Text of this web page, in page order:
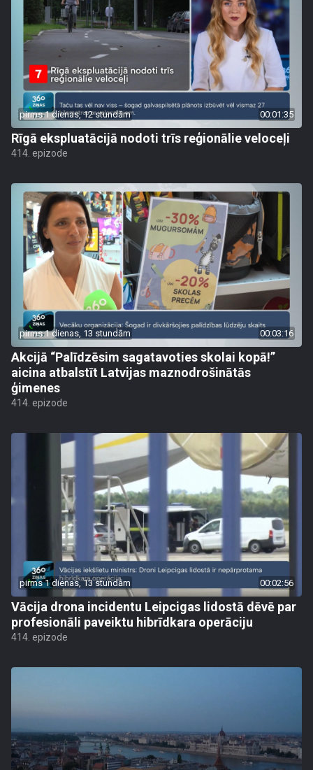
pirms 1 dienas, 12 stundām 00:01:35
Rīgā ekspluatācijā nodoti trīs reģionālie veloceļi
414. epizode
pirms 1 dienas, 13 stundām 00:03:16
Akcijā “Palīdzēsim sagatavoties skolai kopā!”
aicina atbalstīt Latvijas maznodrošinātās
ģimenes
414. epizode
pirms 1 dienas, 13 stundām 00:02:56
Vācija drona incidentu Leipcigas lidostā dēvē par
profesionāli paveiktu hibrīdkara operāciju
414. epizode